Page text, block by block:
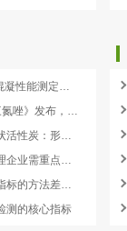
HG/T 4331-2026《水处理剂 混凝性能测定方法》发布，2026 年 12 月 1 日起实施
HG/T 3925-2026《甲基苯并三氮唑》发布，2026 年 12 月 1 日起实施
蜂窝活性炭、颗粒活性炭与柱状活性炭：形态差异与检测重点对照
蜂窝活性炭检测指南：废气治理企业需重点关注的5项核心指标
活性炭强度检测：耐磨与抗压指标的方法差异及验收意义
测的核心指标